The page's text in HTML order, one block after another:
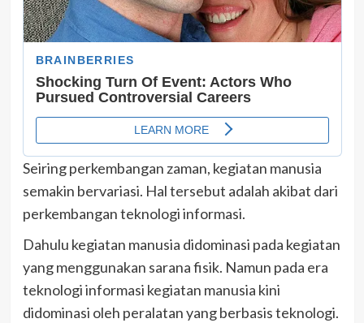
Seiring perkembangan zaman, kegiatan manusia
semakin bervariasi. Hal tersebut adalah akibat dari
perkembangan teknologi informasi.
Dahulu kegiatan manusia didominasi pada kegiatan
yang menggunakan sarana fisik. Namun pada era
teknologi informasi kegiatan manusia kini
didominasi oleh peralatan yang berbasis teknologi.